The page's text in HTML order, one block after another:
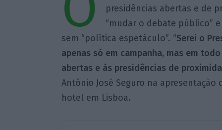
presidências abertas e de
“mudar o debate público”
sem “política espetáculo”. “Serei o
apenas só em campanha, mas em
abertas e às presidências de
António José Seguro na
hotel em Lisboa.